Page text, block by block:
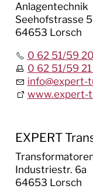
Anlagentechnik
Seehofstrasse
64653 Lorsch
0 62 51/59 20
0 62 51/59
info@expert-
www.expert-
EXPERT
Industriestr. 6a
64653 Lorsch